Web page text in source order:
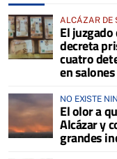
ALCÁZAR DE
El juzgado
decreta
cuatro
en
NO EXISTE
COMARCA
El olor a
Alcázar y
grandes